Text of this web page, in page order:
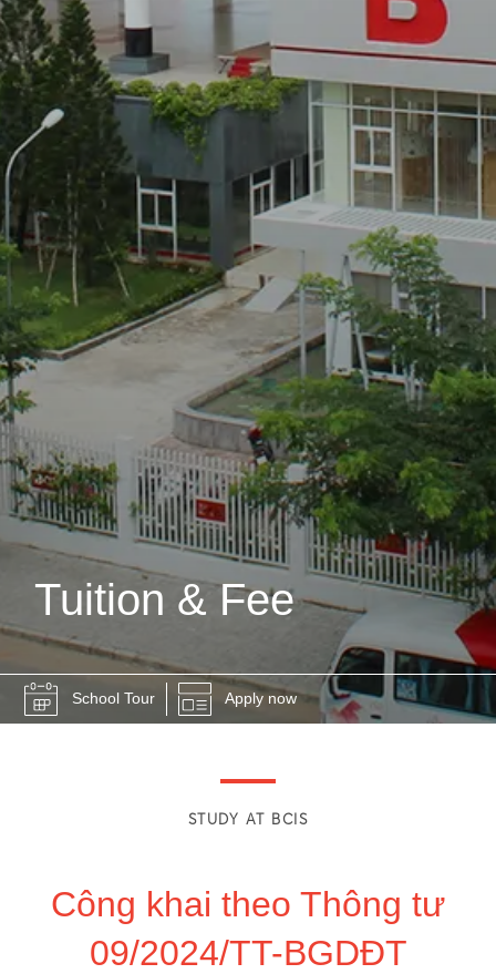
Tuition & Fee
School Tour Apply now
STUDY AT BCIS
Công khai theo Thông tư
09/2024/TT-BGDĐT